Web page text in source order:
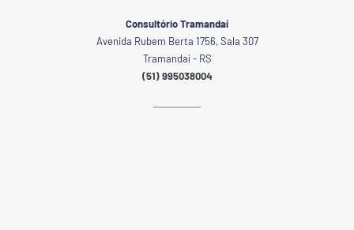
Consultório Tramandaí
Avenida Rubem Berta 1756, Sala 307
Tramandaí - RS
(51) 995038004